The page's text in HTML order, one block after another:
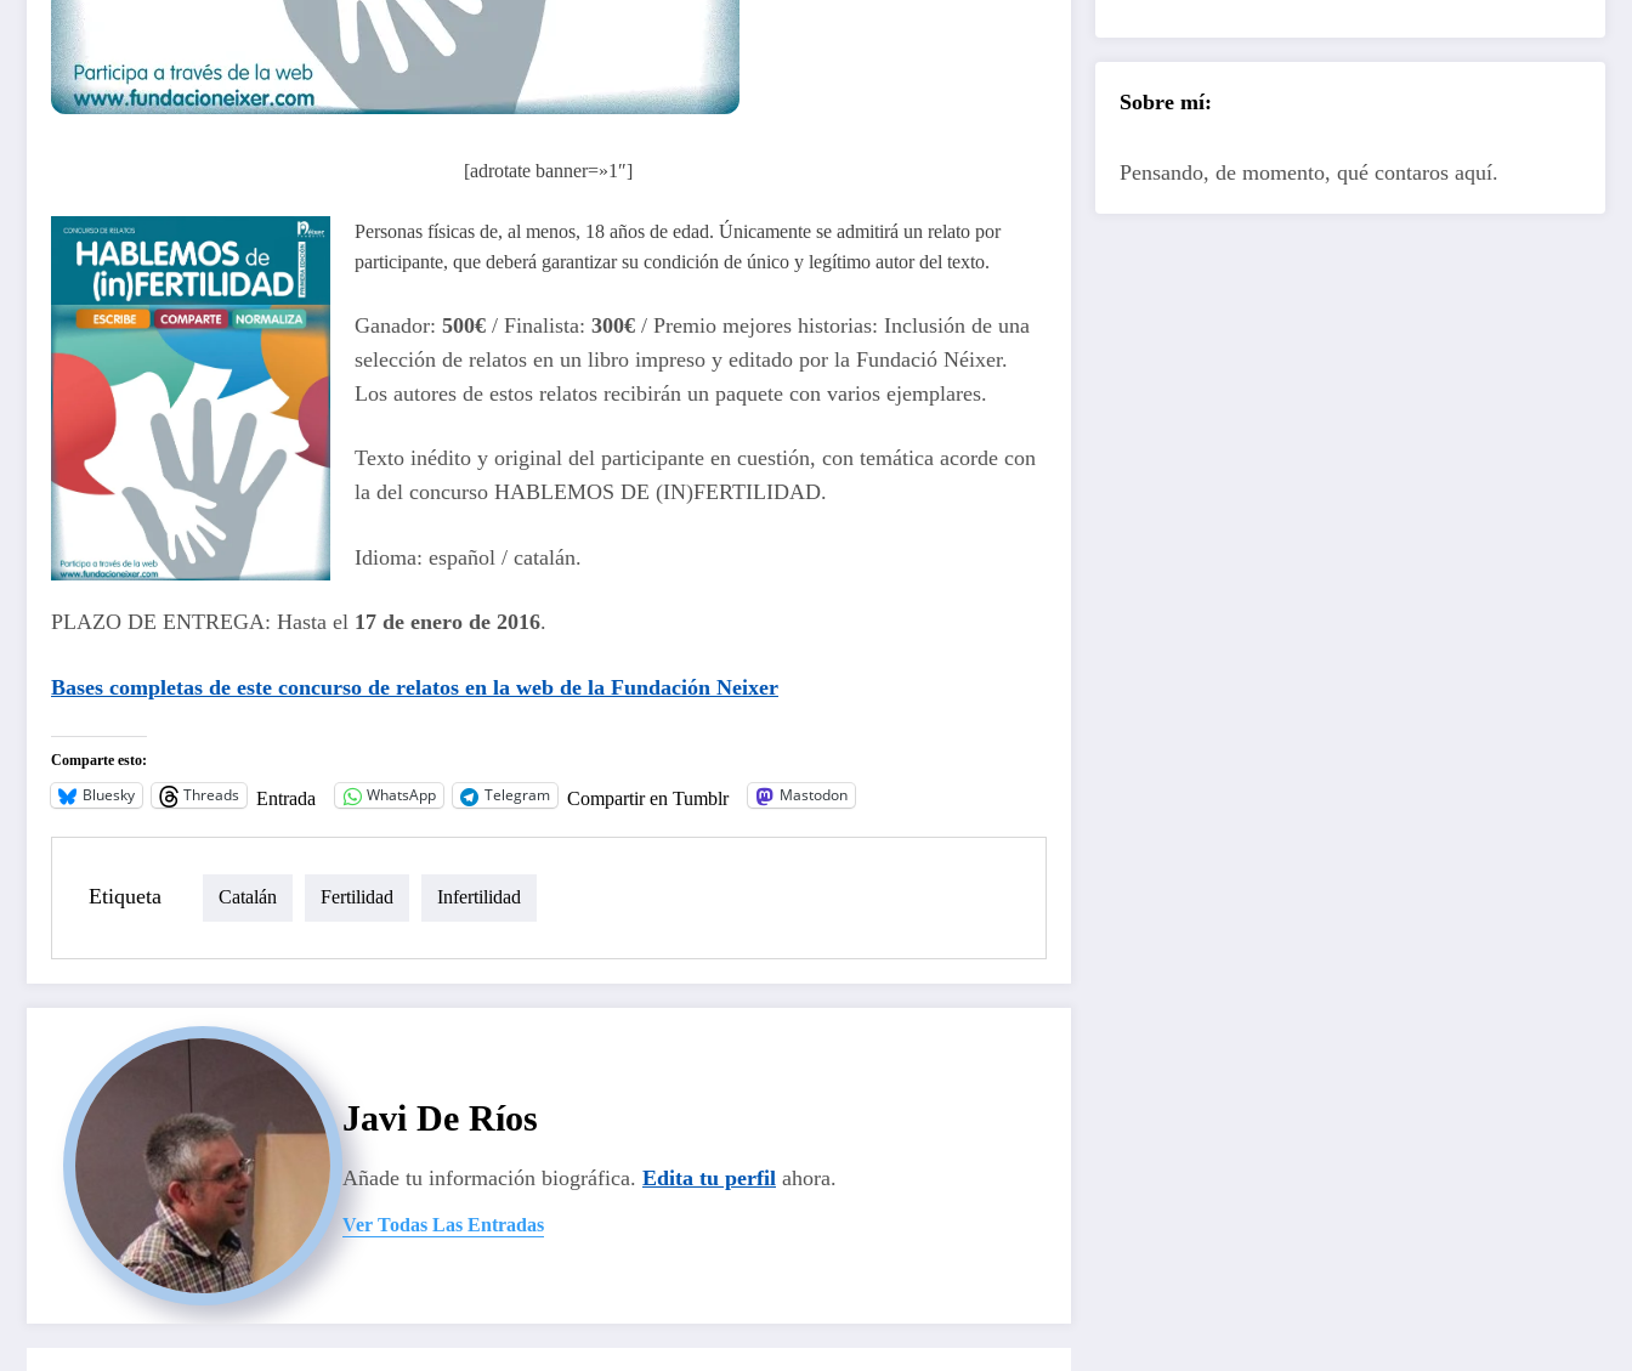
[adrotate banner=»1″]
Personas físicas de, al menos, 18 años de edad. Únicamente se admitirá un relato por
participante, que deberá garantizar su condición de único y legítimo autor del texto.
Ganador: 500€ / Finalista: 300€ / Premio mejores historias: Inclusión de una
selección de relatos en un libro impreso y editado por la Fundació Néixer.
Los autores de estos relatos recibirán un paquete con varios ejemplares.
Texto inédito y original del participante en cuestión, con temática acorde con
la del concurso HABLEMOS DE (IN)FERTILIDAD.
Idioma: español / catalán.
PLAZO DE ENTREGA: Hasta el 17 de enero de 2016.
Bases completas de este concurso de relatos en la web de la Fundación Neixer
Comparte esto:
Bluesky Threads Entrada WhatsApp Telegram Compartir en Tumblr Mastodon
Etiqueta Catalán Fertilidad Infertilidad
Javi De Ríos
Añade tu información biográfica. Edita tu perfil ahora.
Ver Todas Las Entradas
Sobre mí:
Pensando, de momento, qué contaros aquí.